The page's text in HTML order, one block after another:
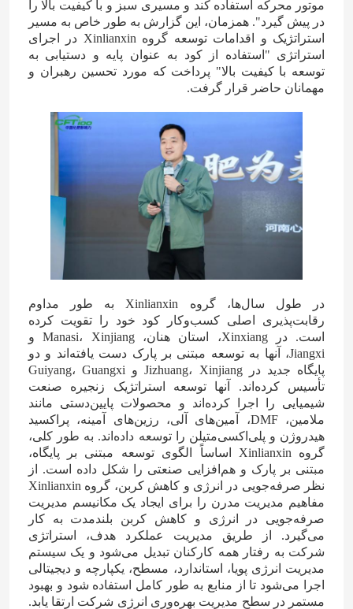
درباره ما
تور کارخانه
با ما تماس بگیرید
اوره
کود نیتروژن پتاسیم
کود مرکب
نیترات کلسیم آمونیوم (CAN)
ملامینه
بیومتانول
موتور محرکه استفاده کند و مسیری سبز و با کیفیت بالا را
در پیش گیرد". همزمان، این گزارش به طور خاص به مسیر
استراتژیک و اقدامات توسعه گروه Xinlianxin در اجرای
استراتژی "استفاده از کود به عنوان پایه و دستیابی به
توسعه با کیفیت بالا" پرداخت که مورد تحسین رهبران و
مهمانان حاضر قرار گرفت.
در طول سال‌ها، گروه Xinlianxin به طور مداوم
رقابت‌پذیری اصلی کسب‌وکار کود خود را تقویت کرده
است. در Xinxiang، استان هنان، Manasi، Xinjiang و
Jiangxi، آنها به توسعه مبتنی بر پارک دست یافته‌اند و دو
پایگاه جدید در Jizhuang، Xinjiang و Guiyang، Guangxi
تأسیس کرده‌اند. آنها توسعه استراتژیک زنجیره صنعت
شیمیایی را اجرا کرده‌اند و محصولات پایین‌دستی مانند
ملامین، DMF، آمین‌های آلی، رزین‌های آمینه، پراکسید
هیدروژن و پلی‌اکسی‌متیلن را توسعه داده‌اند. به طور کلی،
گروه Xinlianxin اساساً الگوی توسعه مبتنی بر پایگاه،
مبتنی بر پارک و هم‌افزایی صنعتی را شکل داده است. از
نظر صرفه‌جویی در انرژی و کاهش کربن، گروه Xinlianxin
مفاهیم مدیریت مدرن را برای ایجاد یک مکانیسم مدیریت
صرفه‌جویی در انرژی و کاهش کربن بلندمدت به کار
می‌گیرد. از طریق مدیریت عملکرد هدف، استراتژی
شرکت به رفتار همه کارکنان تبدیل می‌شود و یک سیستم
مدیریت انرژی پویا، استاندارد، مسطح، یکپارچه و دیجیتالی
اجرا می‌شود تا از منابع به طور کامل استفاده شود و بهبود
مستمر در سطح مدیریت بهره‌وری انرژی شرکت ارتقا یابد.